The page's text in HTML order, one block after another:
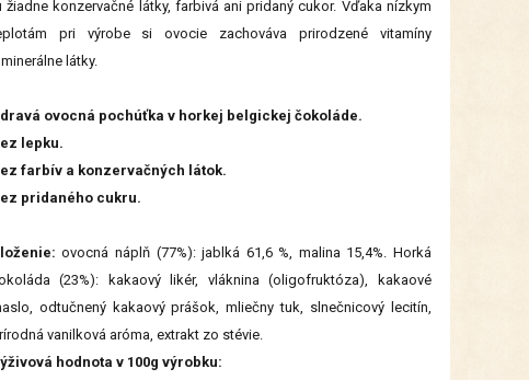
žiadne konzervačné látky, farbivá ani pridaný cukor. Vďaka nízkym
pri výrobe si ovocie zachováva prirodzené vitamíny
minerálne látky.
ovocná pochúťka v horkej belgickej čokoláde.
lepku.
farbív a konzervačných látok.
pridaného cukru.
ovocná náplň (77%): jablká 61,6 %, malina 15,4%. Horká
(23%): kakaový likér, vláknina (oligofruktóza), kakaové
odtučnený kakaový prášok, mliečny tuk, slnečnicový lecitín,
vanilková aróma, extrakt zo stévie.
hodnota v 100g výrobku: